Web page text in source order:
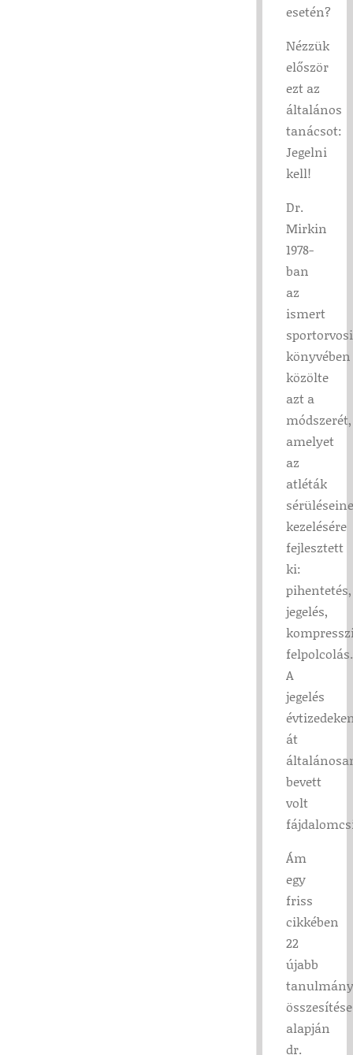
esetén?
Nézzük
először
ezt az
általános
tanácsot:
Jegelni
kell!
Dr.
Mirkin
1978-
ban
az
ismert
sportorvosi
könyvében
közölte
azt a
módszerét,
amelyet
az
atléták
kezelésére
fejlesztett
ki:
pihentetés,
jegelés,
felpolcolás.
A
jegelés
át
bevett
volt
Ám
egy
friss
cikkében
22
újabb
tanulmány
összesítése
alapján
dr.